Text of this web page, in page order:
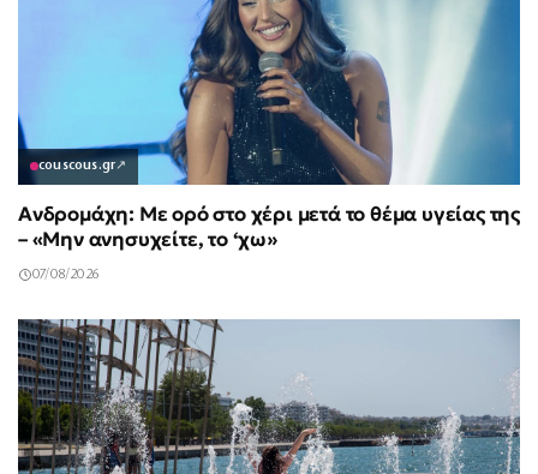
couscous.gr↗
Ανδρομάχη: Με ορό στο χέρι μετά το θέμα υγείας της
– «Μην ανησυχείτε, το ‘χω»
07/08/2026